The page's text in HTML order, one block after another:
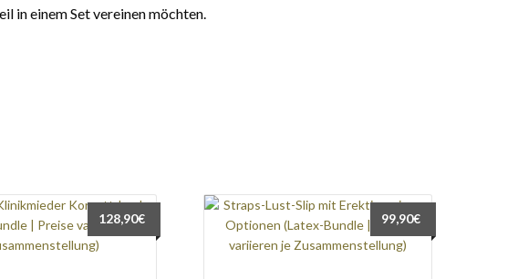
in einem Set vereinen möchten.
128,90€ 99,90€